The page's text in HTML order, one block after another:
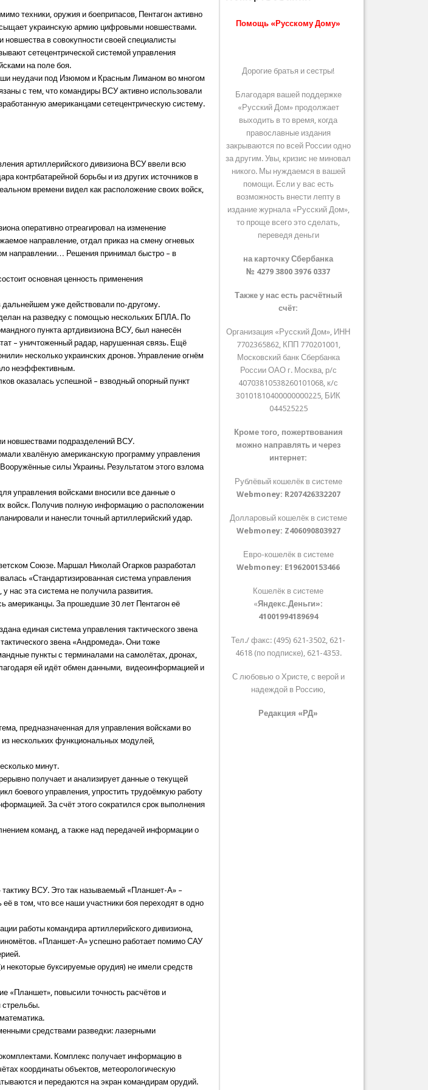
техники, оружия и боеприпасов, Пентагон активно
украинскую армию цифровыми новшествами.
новшества в совокупности своей специалисты
сетецентрической системой управления
на поле боя.
неудачи под Изюмом и Красным Лиманом во многом
с тем, что командиры ВСУ активно использовали
американцами сетецентрическую систему.
артиллерийского дивизиона ВСУ ввели всю
контрбатарейной борьбы и из других источников в
времени видел как расположение своих войск,
оперативно отреагировал на изменение
направление, отдал приказ на смену огневых
направлении… Решения принимал быстро – в
основная ценность применения
дальнейшем уже действовали по-другому.
на разведку с помощью нескольких БПЛА. По
пункта артдивизиона ВСУ, был нанесён
– уничтоженный радар, нарушенная связь. Ещё
несколько украинских дронов. Управление огнём
неэффективным.
оказалась успешной – взводный опорный пункт
новшествами подразделений ВСУ.
хвалёную американскую программу управления
силы Украины. Результатом этого взлома
управления войсками вносили все данные о
войск. Получив полную информацию о расположении
и нанесли точный артиллерийский удар.
Союзе. Маршал Николай Огарков разработал
«Стандартизированная система управления
нас эта система не получила развития.
американцы. За прошедшие 30 лет Пентагон её
единая система управления тактического звена
звена «Андромеда». Они тоже
пункты с терминалами на самолётах, дронах,
ей идёт обмен данными, видеоинформацией и
предназначенная для управления войсками во
нескольких функциональных модулей,
минут.
получает и анализирует данные о текущей
боевого управления, упростить трудоёмкую работу
За счёт этого сократился срок выполнения
команд, а также над передачей информации о
ВСУ. Это так называемый «Планшет-А» –
в том, что все наши участники боя переходят в одно
работы командира артиллерийского дивизиона,
«Планшет-А» успешно работает помимо САУ
буксируемые орудия) не имели средств
«Планшет», повысили точность расчётов и
стрельбы.
средствами разведки: лазерными
Комплекс получает информацию в
координаты объектов, метеорологическую
и передаются на экран командирам орудий.
Помощь «Русскому Дому»
Дорогие братья и сестры!
Благодаря вашей поддержке
«Русский Дом» продолжает
выходить в то время, когда
православные издания
закрываются по всей России одно
за другим. Увы, кризис не миновал
никого. Мы нуждаемся в вашей
помощи. Если у вас есть
возможность внести лепту в
издание журнала «Русский Дом»,
то проще всего это сделать,
переведя деньги
на карточку Сбербанка
№ 4279 3800 3976 0337
Также у нас есть расчётный
счёт:
Организация «Русский Дом», ИНН
7702365862, КПП 770201001,
Московский банк Сбербанка
России ОАО г. Москва, р/с
40703810538260101068, к/с
30101810400000000225, БИК
044525225
Кроме того, пожертвования
можно направлять и через
интернет:
Рублёвый кошелёк в системе
Webmoney: R207426332207
Долларовый кошелёк в системе
Webmoney: Z406090803927
Евро-кошелёк в системе
Webmoney: E196200153466
Кошелёк в системе
«Яндекс.Деньги»:
41001994189694
Тел./ факс: (495) 621-3502, 621-
4618 (по подписке), 621-4353.
С любовью о Христе, с верой и
надеждой в Россию,
Редакция «РД»